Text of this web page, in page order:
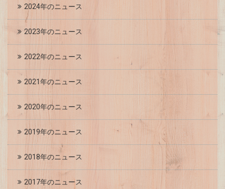
2024年のニュース
2023年のニュース
2022年のニュース
2021年のニュース
2020年のニュース
2019年のニュース
2018年のニュース
2017年のニュース